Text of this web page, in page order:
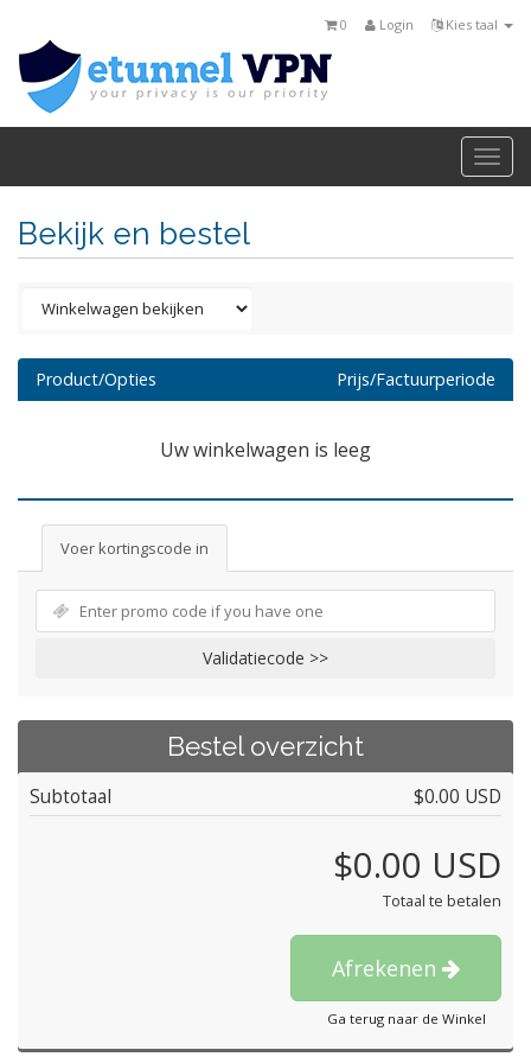
Kies taal
Login
0
Bekijk en bestel
Product/Opties Prijs/Factuurperiode
Uw winkelwagen is leeg
Voer kortingscode in
Validatiecode >>
Bestel overzicht
Subtotaal $0.00 USD
$0.00 USD
Totaal te betalen
Afrekenen
Ga terug naar de Winkel